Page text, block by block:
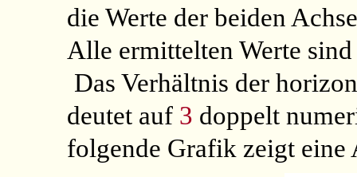
die Werte der beiden
Alle ermittelten Werte
Das Verhältnis der
deutet auf 3 doppelt
folgende Grafik zeigt eine